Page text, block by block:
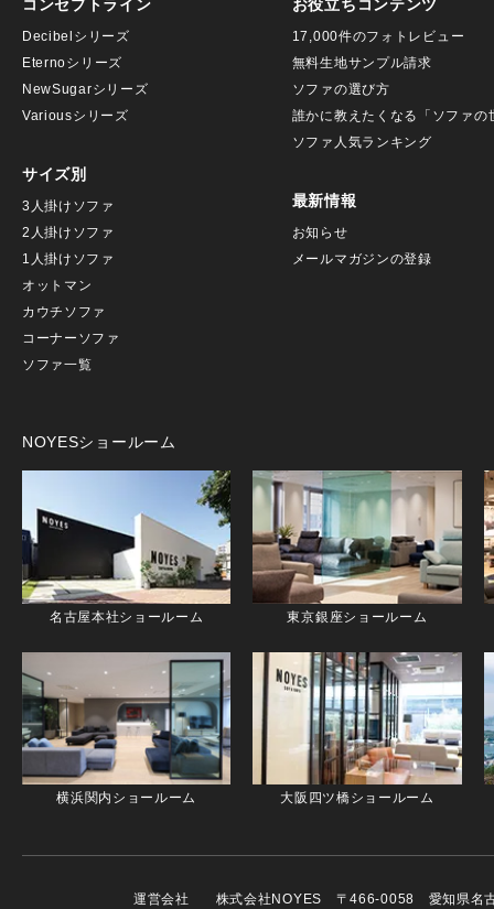
コンセプトライン
Decibelシリーズ
Eternoシリーズ
NewSugarシリーズ
Variousシリーズ
サイズ別
3人掛けソファ
2人掛けソファ
1人掛けソファ
オットマン
カウチソファ
コーナーソファ
ソファ一覧
お役立ちコンテンツ
17,000件のフォトレビュー
無料生地サンプル請求
ソファの選び方
誰かに教えたくなる「ソファの
ソファ人気ランキング
最新情報
お知らせ
メールマガジンの登録
NOYESショールーム
名古屋本社ショールーム 東京銀座ショールーム
横浜関内ショールーム 大阪四ツ橋ショールーム
運営会社 株式会社NOYES 〒466-0058 愛知県名